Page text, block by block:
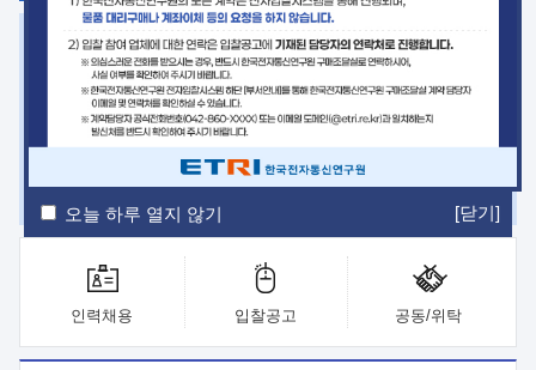
오늘 하루 열지 않기 [닫기]
발간자료
ETRI Insight
ETRI Journal
전자통신동향분석
ETRI 웹진
ETRI 간행물
전자도서관
인력채용 입찰공고 공동/위탁